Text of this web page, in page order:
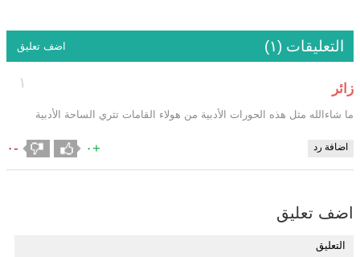
التعليقات (١) اضف تعليق
١ زائر
ما شاءالله مثل هذه الحورات الأدبية من هولاء القامات تثري الساحة الأدبية
اضافة رد +٠ -٠
اضف تعليق